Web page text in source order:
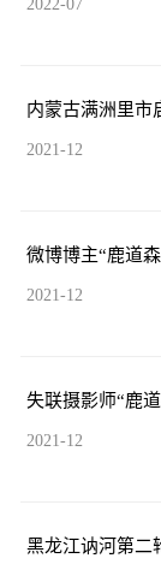
2022-07
内蒙古满洲里市
2021-12
微博博主“鹿道
2021-12
失联摄影师“鹿
2021-12
黑龙江讷河第二